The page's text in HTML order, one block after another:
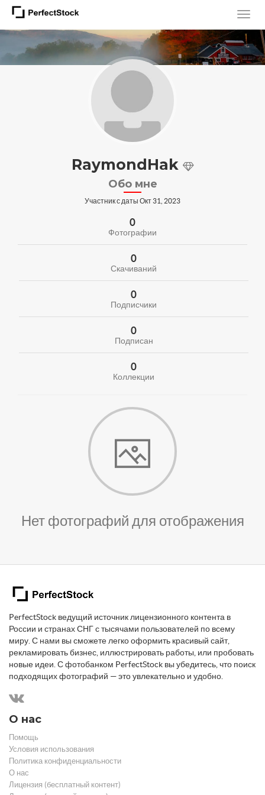
RaymondHak
Обо мне
Участник с даты Окт 31, 2023
0
Фотографии
0
Скачиваний
0
Подписчики
0
Подписан
0
Коллекции
Нет фотографий для отображения
PerfectStock ведущий источник лицензионного контента в
России и странах СНГ с тысячами пользователей по всему
миру. С нами вы сможете легко оформить красивый сайт,
рекламировать бизнес, иллюстрировать работы, или пробовать
новые идеи. С фотобанком PerfectStock вы убедитесь, что поиск
подходящих фотографий — это увлекательно и удобно.
О нас
Помощь
Условия использования
Политика конфиденциальности
О нас
Лицензия (бесплатный контент)